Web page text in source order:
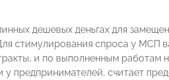
дешевых деньгах для
стимулирования спроса у МСП
и по выполненным работам
предпринимателей, считает